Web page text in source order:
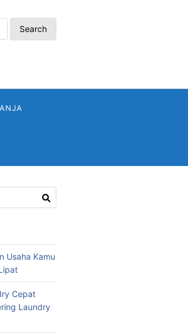
Search
Usaha Kamu
Cepat
Laundry